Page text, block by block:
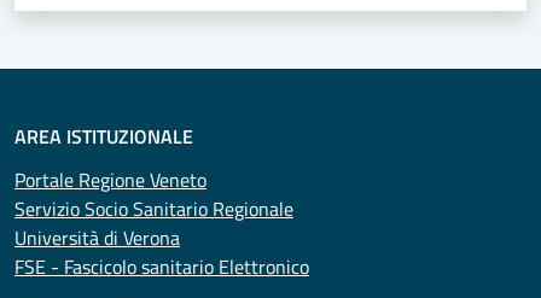
AREA ISTITUZIONALE
Portale Regione Veneto
Servizio Socio Sanitario Regionale
Università di Verona
FSE - Fascicolo sanitario Elettronico